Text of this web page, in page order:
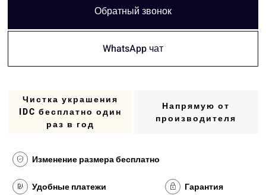
Обратный звонок
WhatsApp чат
Чистка украшения
IDC бесплатно один
раз в год
Напрямую от
производителя
Изменение размера бесплатно
Удобные платежи Гарантия